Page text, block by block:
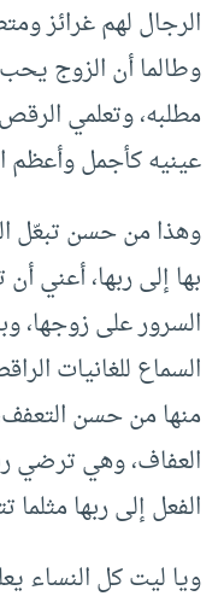
الرجال لهم غرائز
وطالما أن الزوج
مطلبه، وتعلمي
عينيه كأجمل وأعظم
وهذا من حسن تبعّل
بها إلى ربها، أعني
السرور على زوجها،
السماع للغانيات
منها من حسن
العفاف، وهي ترضي
الفعل إلى ربها
ويا ليت كل النساء